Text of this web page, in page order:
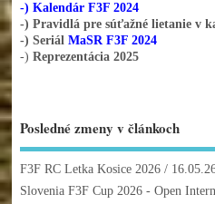
-) Kalendár F3F 2024
-) Pravidlá pre súťažné lietanie v
-) Seriál MaSR F3F 2024
-) Reprezentácia 2025
Posledné zmeny v článkoch
F3F RC Letka Kosice 2026/
Slovenia F3F Cup 2026 - Open